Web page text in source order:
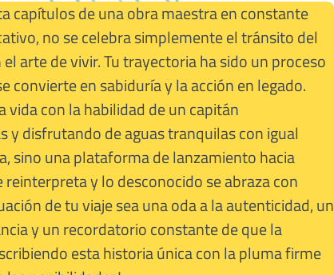
capítulos de una obra maestra en constante
no se celebra simplemente el tránsito del
arte de vivir. Tu trayectoria ha sido un proceso
convierte en sabiduría y la acción en legado.
vida con la habilidad de un capitán
disfrutando de aguas tranquilas con igual
sino una plataforma de lanzamiento hacia
y lo desconocido se abraza con
de tu viaje sea una oda a la autenticidad, un
y un recordatorio constante de que la
esta historia única con la pluma firme